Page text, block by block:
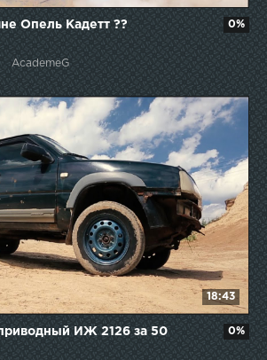
Опель Кадетт ??
AcademeG
0%
18:43
ИЖ 2126 за 50
0%